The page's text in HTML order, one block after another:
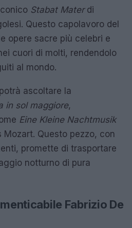
Stabat Materdi
Questo capolavoro del
opere sacre più celebri e
cuori di molti, rendendolo
al mondo.
ascoltare la
in sol maggiore,
Eine Kleine Nachtmusik
Questo pezzo, con
promette di trasportare
notturno di pura
Fabrizio De